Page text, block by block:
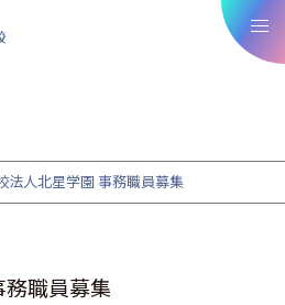
法人北星学園 事務職員募集
職員募集